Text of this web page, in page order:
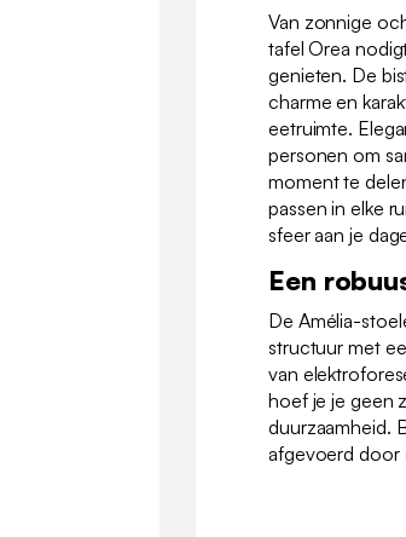
Van zonnige
tafel Orea
genieten. De
charme en
eetruimte.
personen om
moment te
passen in elke
sfeer aan je
Een
De Amélia-
structuur met
van
hoef je je geen
duurzaamheid.
afgevoerd door